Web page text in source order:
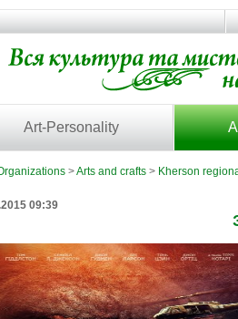
Art-Personality
>Arts and crafts > Kherson
09:39